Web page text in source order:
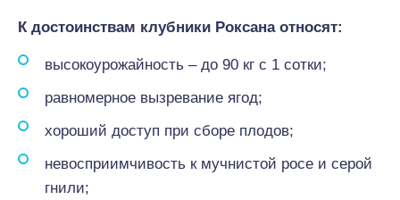
К достоинствам клубники Роксана относят:
высокоурожайность – до 90 кг с 1 сотки;
равномерное вызревание ягод;
хороший доступ при сборе плодов;
невосприимчивость к мучнистой росе и серой
гнили;